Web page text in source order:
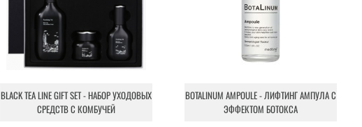
BLACK TEA LINE GIFT SET - НАБОР УХОДОВЫХ
СРЕДСТВ С КОМБУЧЕЙ
BOTALINUM AMPOULE - ЛИФТИНГ АМПУЛА С
ЭФФЕКТОМ БОТОКСА